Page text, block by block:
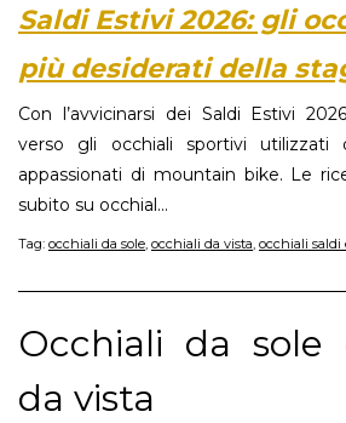
Saldi Estivi 2026: gli
più desiderati della
Con l’avvicinarsi dei Saldi Estivi
verso gli occhiali sportivi utilizzati
appassionati di mountain bike. Le
subito su occhial...
Tag: occhiali da sole, occhiali da vista, occhiali saldi
Occhiali da sole
da vista